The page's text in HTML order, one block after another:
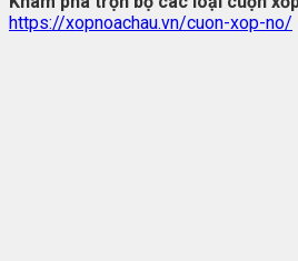
https://xopnoachau.vn/cuon-xop-no/